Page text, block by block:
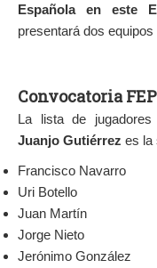
Española en este
presentará dos
Convocatoria
La lista de jugadores
Juanjo Gutiérrez es la
Francisco Navarro
Uri Botello
Juan Martín
Jorge Nieto
Jerónimo González